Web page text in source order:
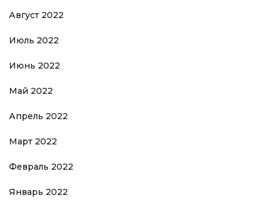
Август 2022
Июль 2022
Июнь 2022
Май 2022
Апрель 2022
Март 2022
Февраль 2022
Январь 2022